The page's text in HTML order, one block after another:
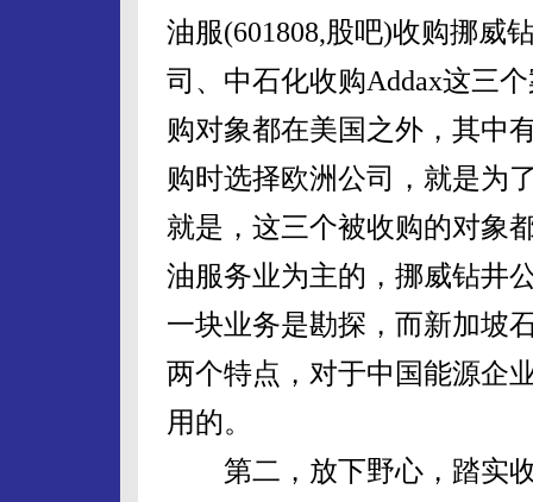
油服(601808,股吧)收购挪威
司、中石化收购Addax这三
购对象都在美国之外，其中
购时选择欧洲公司，就是为
就是，这三个被收购的对象
油服务业为主的，挪威钻井
一块业务是勘探，而新加坡
两个特点，对于中国能源企
用的。
第二，放下野心，踏实收